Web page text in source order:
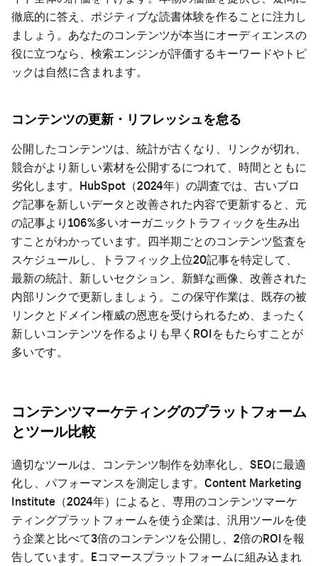
徹底的に答え、ポジティブな読書体験を作ることに注力し
ましょう。あなたのコンテンツが本当にオーディエンスの
役に立つなら、検索エンジンが評価するキーワードやトピ
ックは自然に含まれます。
コンテンツの更新・リフレッシュを怠る
公開したコンテンツは、統計が古くなり、リンクが切れ、
競合がより新しい素材を公開するにつれて、時間とともに
劣化します。HubSpot（2024年）の調査では、古いブロ
グ記事を新しいデータと改善された内容で更新すると、元
の記事より106%多いオーガニックトラフィックを生み出
すことがわかっています。四半期ごとのコンテンツ監査を
スケジュールし、トラフィック上位20記事を特定して、
最新の統計、新しいセクション、新鮮な画像、改善された
内部リンクで更新しましょう。この保守作業は、既存の被
リンクとドメイン権威の恩恵を受けられるため、まったく
新しいコンテンツを作るよりも早くROIをもたらすことが
多いです。
コンテンツマーケティングのプラットフォーム
とツール比較
適切なツールは、コンテンツ制作を効率化し、SEOに最適
化し、パフォーマンスを測定します。Content Marketing
Institute（2024年）によると、専用のコンテンツマーケ
ティングプラットフォームを使う企業は、汎用ツールを使
う企業と比べて3倍のコンテンツを公開し、2倍のROIを報
告しています。Eコマースプラットフォームに組み込まれ